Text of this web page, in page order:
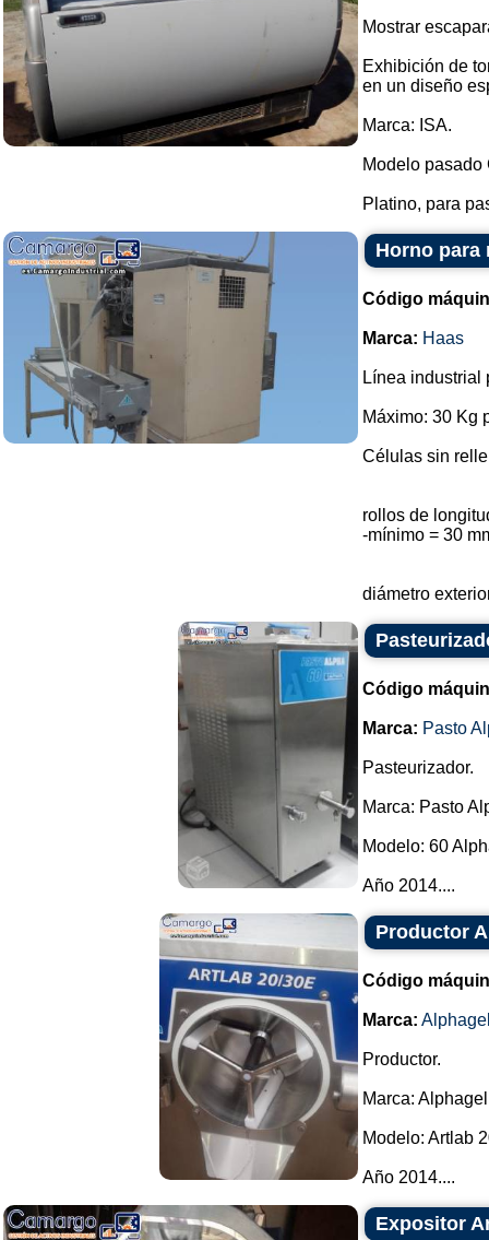
Mostrar
Exhibición de
en un diseño
Marca: ISA.
Modelo pasado
Platino, para
Horno para
Código
Marca: Haas
Línea industrial
Máximo: 30 Kg
Células sin
rollos de
-mínimo = 30
diámetro
Código
Marca: Pasto
Pasteurizador.
Marca: Pasto
Modelo: 60
Año 2014....
Productor
Código
Marca:
Productor.
Marca:
Modelo: Artlab
Año 2014....
Expositor